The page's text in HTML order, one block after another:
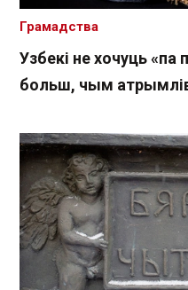
Узбекі не хочуць «па
больш, чым
Грамадства